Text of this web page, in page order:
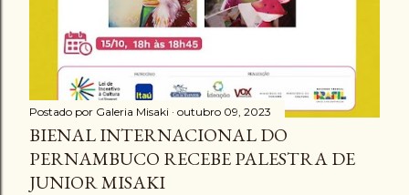
Postado por Galeria Misaki outubro 09, 2023
BIENAL INTERNACIONAL DO
PERNAMBUCO RECEBE PALESTRA DE
JUNIOR MISAKI